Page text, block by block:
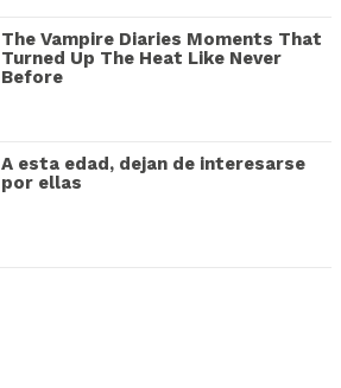
The Vampire Diaries Moments That
Turned Up The Heat Like Never
Before
A esta edad, dejan de interesarse
por ellas